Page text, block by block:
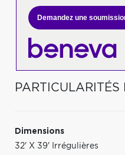
Demandez une
PARTICULARITÉS
Dimensions
32' X 39' Irrégulières